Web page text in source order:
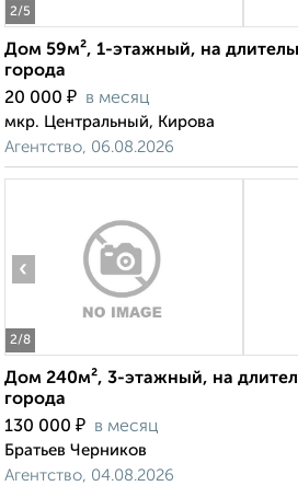
2/5
Дом 59м², 1-этажный, на
города
20 000 ₽ в месяц
мкр. Центральный, Кирова
Агентство, 06.08.2026
2/8
‹
Дом 240м², 3-этажный, на
города
130 000 ₽ в месяц
Братьев Черников
Агентство, 04.08.2026